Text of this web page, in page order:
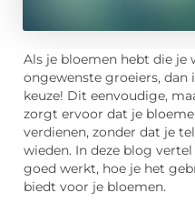
Als je bloemen hebt die je
ongewenste groeiers, dan
keuze! Dit eenvoudige,
zorgt ervoor dat je
verdienen, zonder dat je
wieden. In deze blog
goed werkt, hoe je het
biedt voor je bloemen.